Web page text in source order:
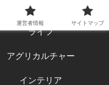
イフ
ライフ
アグリカルチャー
インテリア
運営者情報 サイトマップ